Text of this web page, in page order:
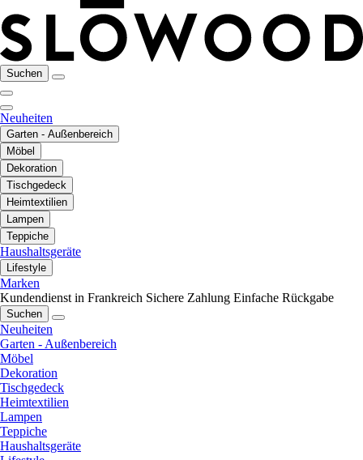
Suchen
Neuheiten
Garten - Außenbereich
Möbel
Dekoration
Tischgedeck
Heimtextilien
Lampen
Teppiche
Haushaltsgeräte
Lifestyle
Marken
Kundendienst in Frankreich Sichere Zahlung Einfache Rückgabe
Suchen
Neuheiten
Garten - Außenbereich
Möbel
Dekoration
Tischgedeck
Heimtextilien
Lampen
Teppiche
Haushaltsgeräte